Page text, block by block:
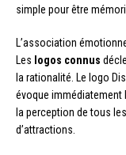
simple pour être
L’association
Les logos connus
la rationalité. Le logo
évoque immédiatement
la perception de tous
d’attractions.